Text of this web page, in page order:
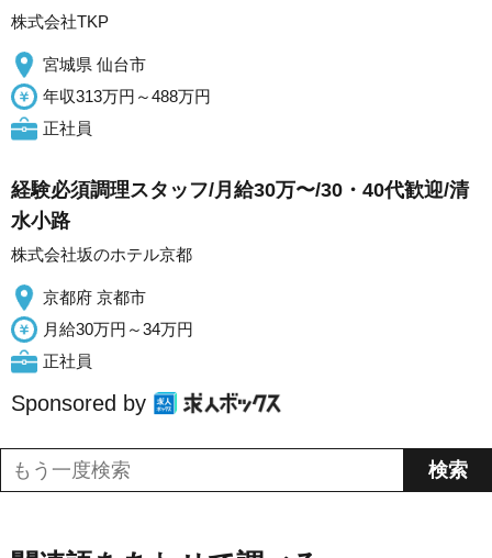
株式会社TKP
宮城県 仙台市
年収313万円～488万円
正社員
経験必須調理スタッフ/月給30万〜/30・40代歓迎/清
水小路
株式会社坂のホテル京都
京都府 京都市
月給30万円～34万円
正社員
Sponsored by